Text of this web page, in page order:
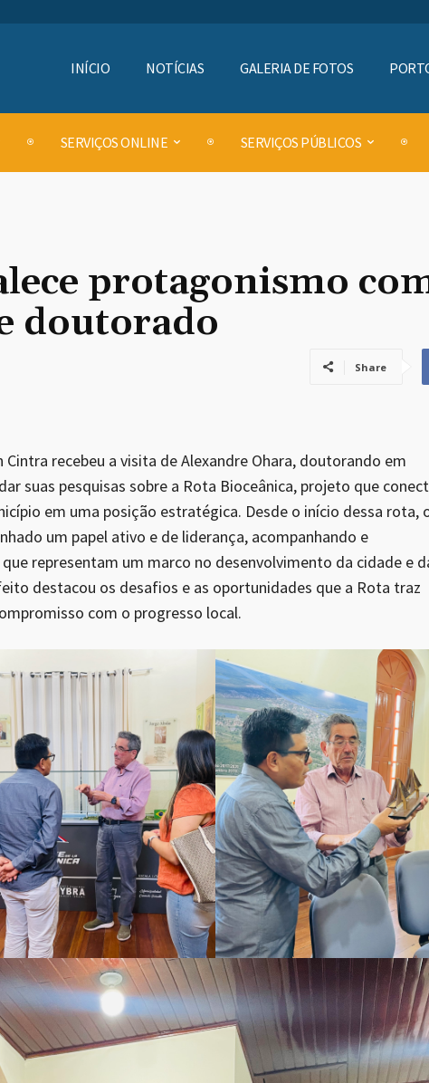
INÍCIO NOTÍCIAS GALERIA DE FOTOS
SERVIÇOS ONLINE SERVIÇOS PÚBLICOS
protagonismo
doutorado
Share
recebeu a visita de Alexandre Ohara, doutorando em
suas pesquisas sobre a Rota Bioceânica, projeto que
em uma posição estratégica. Desde o início dessa rota,
um papel ativo e de liderança, acompanhando e
representam um marco no desenvolvimento da cidade e
destacou os desafios e as oportunidades que a Rota traz
com o progresso local.